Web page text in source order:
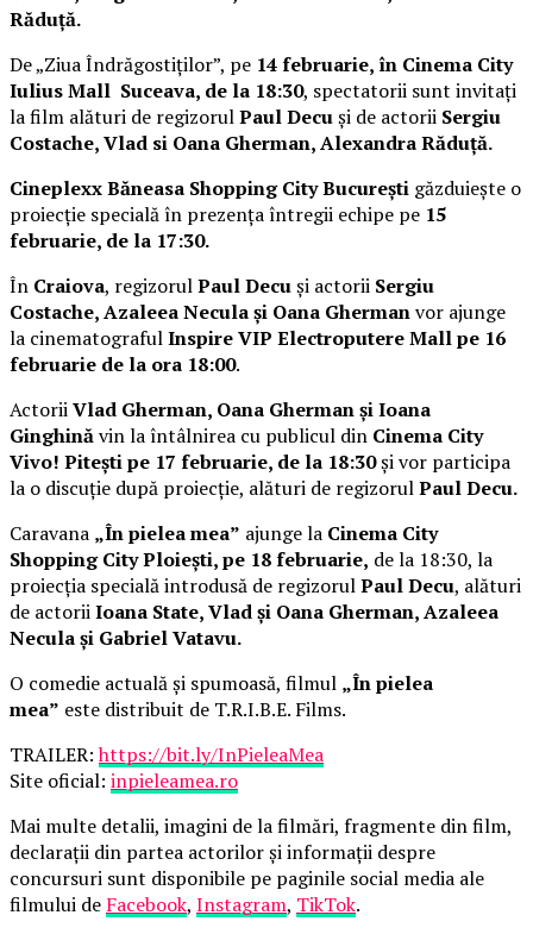
Răduță.
De „Ziua Îndrăgostiților”, pe 14 februarie, în Cinema City
Iulius Mall Suceava, de la 18:30, spectatorii sunt invitați
la film alături de regizorulPaul Decuși de actorii Sergiu
Costache, Vlad si Oana Gherman, Alexandra Răduță.
Cineplexx Băneasa Shopping City București găzduiește o
proiecție specială în prezența întregii echipe pe 15
februarie, de la 17:30.
În Craiova, regizorulPaul Decuși actorii Sergiu
Costache, Azaleea Necula și Oana Ghermanvor ajunge
la cinematografulInspire VIP Electroputere Mall pe 16
februarie de la ora 18:00.
ActoriiVlad Gherman, Oana Gherman și Ioana
Ginghinăvin la întâlnirea cu publicul din Cinema City
Vivo! Pitești pe 17 februarie, de la 18:30și vor participa
la o discuție după proiecție, alături de regizorulPaul Decu.
Caravana „În pielea mea” ajunge la Cinema City
Shopping City Ploiești, pe 18 februarie, de la 18:30, la
proiecția specială introdusă de regizorulPaul Decu, alături
de actoriiIoana State, Vlad și Oana Gherman, Azaleea
Necula și Gabriel Vatavu.
O comedie actuală și spumoasă, filmul „În pielea
mea” este distribuit de T.R.I.B.E. Films.
TRAILER:https://bit.ly/InPieleaMea
Site oficial: inpieleamea.ro
Mai multe detalii, imagini de la filmări, fragmente din film,
declarații din partea actorilor și informații despre
concursuri sunt disponibile pe paginile social media ale
filmului de Facebook, Instagram, TikTok.